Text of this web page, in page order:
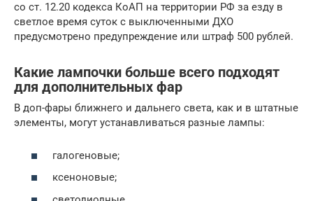
со ст. 12.20 кодекса КоАП на территории РФ за езду в
светлое время суток с выключенными ДХО
предусмотрено предупреждение или штраф 500 рублей.
Какие лампочки больше всего подходят
для дополнительных фар
В доп-фары ближнего и дальнего света, как и в штатные
элементы, могут устанавливаться разные лампы:
галогеновые;
ксеноновые;